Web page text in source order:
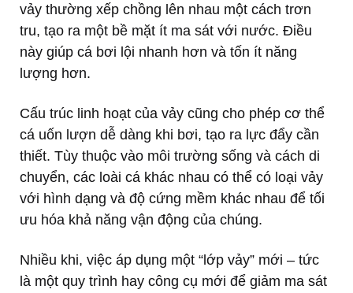
vảy thường xếp chồng lên nhau một cách trơn
tru, tạo ra một bề mặt ít ma sát với nước. Điều
này giúp cá bơi lội nhanh hơn và tốn ít năng
lượng hơn.
Cấu trúc linh hoạt của vảy cũng cho phép cơ thể
cá uốn lượn dễ dàng khi bơi, tạo ra lực đẩy cần
thiết. Tùy thuộc vào môi trường sống và cách di
chuyển, các loài cá khác nhau có thể có loại vảy
với hình dạng và độ cứng mềm khác nhau để tối
ưu hóa khả năng vận động của chúng.
Nhiều khi, việc áp dụng một “lớp vảy” mới – tức
là một quy trình hay công cụ mới để giảm ma sát